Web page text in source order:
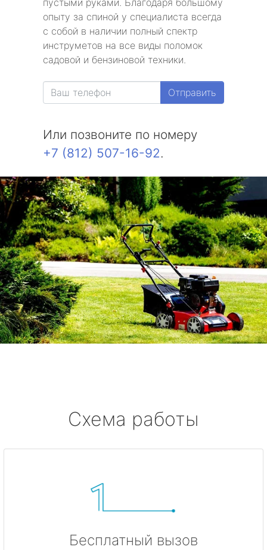
пустыми руками. Благодаря большому
опыту за спиной у специалиста всегда
с собой в наличии полный спектр
инструметов на все виды поломок
садовой и бензиновой техники.
Отправить
Или позвоните по номеру
+7 (812) 507-16-92.
Схема работы
Бесплатный вызов